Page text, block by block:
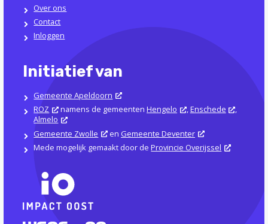
Over ons
Contact
Inloggen
Initiatief van
Gemeente Apeldoorn
ROZ
namens de gemeentenHengelo ,Enschede
,
Almelo
Gemeente Zwolle
en Gemeente Deventer
Mede mogelijk gemaakt door deProvincie Overijssel